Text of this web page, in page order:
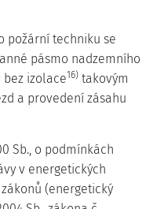
požární techniku se
pásmo nadzemního
izolace16) takovým
a provedení zásahu
Sb., o podmínkách
v energetických
(energetický